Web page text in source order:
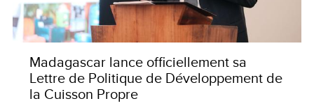
Madagascar lance officiellement sa
Lettre de Politique de Développement de
la Cuisson Propre